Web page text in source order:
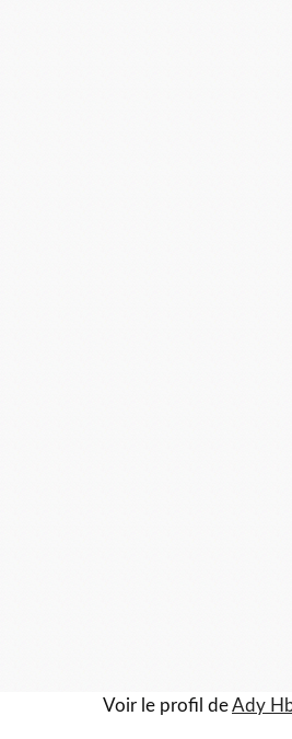
Voir le profil deAdy